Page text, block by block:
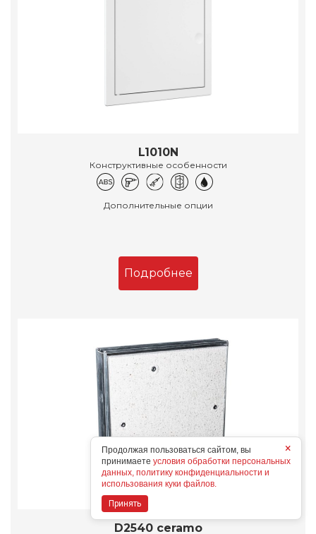
L1010N
Конструктивные особенности
Дополнительные опции
Подробнее
D2540 ceramo
×
Продолжая пользоваться сайтом, вы
принимаете условия обработки персональных
данных, политику конфиденциальности и
использования куки файлов.
Принять